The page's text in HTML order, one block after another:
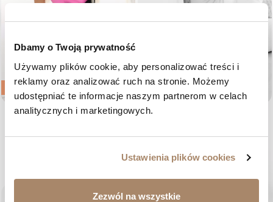
Dbamy o Twoją prywatność
Używamy plików cookie, aby personalizować treści i
reklamy oraz analizować ruch na stronie. Możemy
udostępniać te informacje naszym partnerom w celach
analitycznych i marketingowych.
Ustawienia plików cookies
Zezwól na wszystkie
-20%
Cena regularna
339,00 zł Cena
271,20 zł
Różowa sukienka mini na
36 38 40 42
Pistacjowa sukienka satynowa z
Domenica
favorite_border